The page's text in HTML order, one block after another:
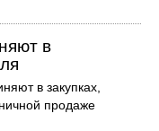
в
в закупках,
продаже